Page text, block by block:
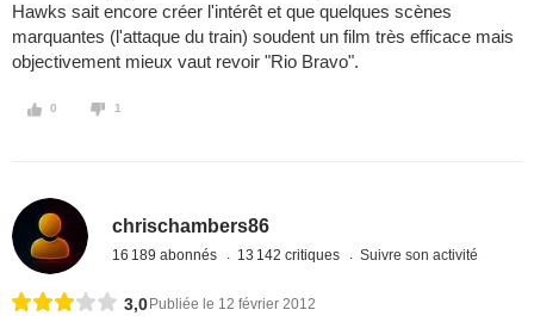
Hawks sait encore créer l'intérêt et que quelques scènes
marquantes (l'attaque du train) soudent un film très efficace mais
objectivement mieux vaut revoir "Rio Bravo".
0 1
chrischambers86
16 189 abonnés 13 142 critiques Suivre son activité
3,0 Publiée le 12 février 2012